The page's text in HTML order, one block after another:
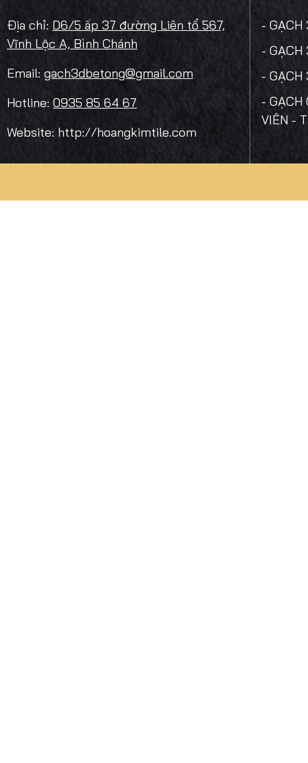
Địa chỉ: D6/5 ấp 37 đường Liên tổ 567,
Vĩnh Lộc A, Bình Chánh
Email: gach3dbetong@gmail.com
Hotline: 0935 85 64 67
Website: http://hoangkimtile.com
- GẠCH
- GẠCH
- GẠCH
- GẠCH
VIÊN -